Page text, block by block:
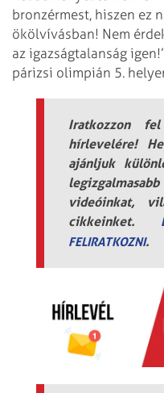
bronzérmest, hiszen ez
ökölvívásban! Nem
az igazságtalanság
párizsi olimpián 5.
Iratkozzon
hírlevelére!
ajánljuk
videóinkat,
cikkeinket.
FELIRATKOZNI.